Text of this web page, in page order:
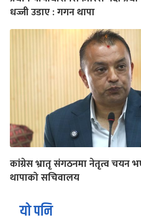
धज्जी उडाए : गगन थापा
कांग्रेस भ्रातृ संगठनमा नेतृत्व चयन
थापाको सचिवालय
यो पनि